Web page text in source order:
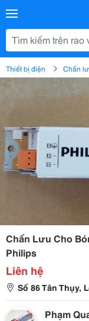
Thiết bị điện Chấn
Chấn Lưu Cho
Philips
Liên hệ
Số 86 Tân Thụy,
Phạm